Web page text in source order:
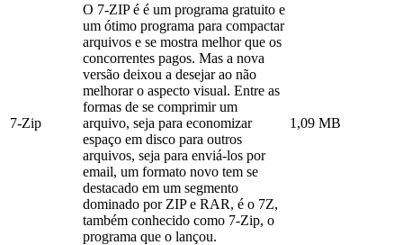
7-Zip
O 7-ZIP é é um programa gratuito e
um ótimo programa para compactar
arquivos e se mostra melhor que os
concorrentes pagos. Mas a nova
versão deixou a desejar ao não
melhorar o aspecto visual. Entre as
formas de se comprimir um
arquivo, seja para economizar
espaço em disco para outros
arquivos, seja para enviá-los por
email, um formato novo tem se
destacado em um segmento
dominado por ZIP e RAR, é o 7Z,
também conhecido como 7-Zip, o
programa que o lançou.
1,09 MB